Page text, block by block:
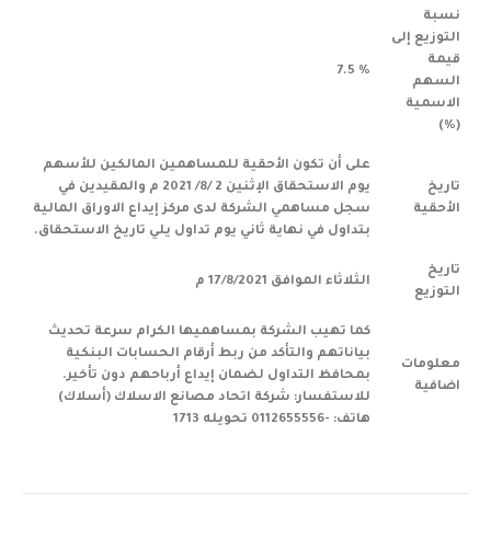
نسبة
التوزيع إلى
قيمة
السهم
الاسمية
(%)
% 7.5
تاريخ
الأحقية
على أن تكون الأحقية للمساهمين المالكين للأسهم
يوم الاستحقاق الإثنين 2 /8/ 2021 م والمقيدين في
سجل مساهمي الشركة لدى مركز إيداع الاوراق المالية
بتداول في نهاية ثاني يوم تداول يلي تاريخ الاستحقاق.
تاريخ
التوزيع
الثلاثاء الموافق 17/8/2021 م
معلومات
اضافية
كما تهيب الشركة بمساهميها الكرام سرعة تحديث
بياناتهم والتأكد من ربط أرقام الحسابات البنكية
بمحافظ التداول لضمان إيداع أرباحهم دون تأخير.
للاستفسار: شركة اتحاد مصانع الاسلاك (أسلاك)
هاتف: -0112655556 تحويله 1713